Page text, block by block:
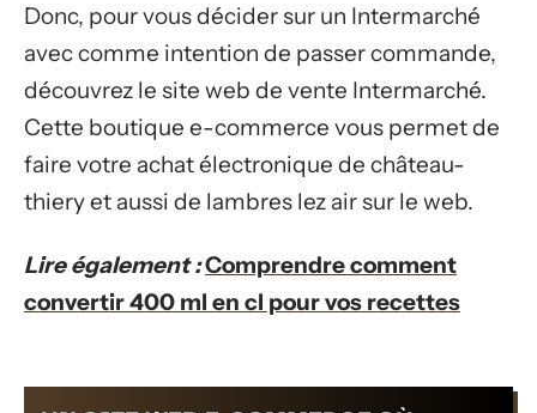
Donc, pour vous décider sur un Intermarché
avec comme intention de passer commande,
découvrez le site web de vente Intermarché.
Cette boutique e-commerce vous permet de
faire votre achat électronique de château-
thiery et aussi de lambres lez air sur le web.
Lire également :Comprendre comment
convertir 400 ml en cl pour vos recettes